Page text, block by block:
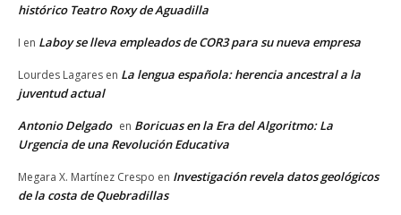
histórico Teatro Roxy de Aguadilla
I en Laboy se lleva empleados de COR3 para su nueva empresa
Lourdes Lagares en La lengua española: herencia ancestral a la
juventud actual
Antonio Delgado en Boricuas en la Era del Algoritmo: La
Urgencia de una Revolución Educativa
Megara X. Martínez Crespo en Investigación revela datos geológicos
de la costa de Quebradillas